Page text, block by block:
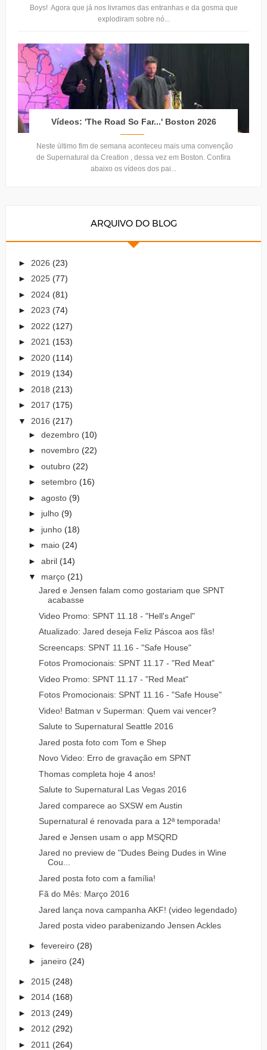
Boys! Agora que já nos livramos das entranhas e da gosma que
explodiram sobre nó...
Vídeos: 'The Road So Far...' Boston 2026
Neste último fim de semana aconteceu mais uma convenção
de Supernatural da Creation , dessa vez em Boston. Confira
abaixo os vídeos dos pai...
ARQUIVO DO BLOG
► 2026 (23)
► 2025 (77)
► 2024 (81)
► 2023 (74)
► 2022 (127)
► 2021 (153)
► 2020 (114)
► 2019 (134)
► 2018 (213)
► 2017 (175)
▼ 2016 (217)
► dezembro (10)
► novembro (22)
► outubro (22)
► setembro (16)
► agosto (9)
► julho (9)
► junho (18)
► maio (24)
► abril (14)
▼ março (21)
Jared e Jensen falam como gostariam que SPNT
acabasse
Video Promo: SPNT 11.18 - "Hell's Angel"
Atualizado: Jared deseja Feliz Páscoa aos fãs!
Screencaps: SPNT 11.16 - "Safe House"
Fotos Promocionais: SPNT 11.17 - "Red Meat"
Video Promo: SPNT 11.17 - "Red Meat"
Fotos Promocionais: SPNT 11.16 - "Safe House"
Video! Batman v Superman: Quem vai vencer?
Salute to Supernatural Seattle 2016
Jared posta foto com Tom e Shep
Novo Video: Erro de gravação em SPNT
Thomas completa hoje 4 anos!
Salute to Supernatural Las Vegas 2016
Jared comparece ao SXSW em Austin
Supernatural é renovada para a 12ª temporada!
Jared e Jensen usam o app MSQRD
Jared no preview de "Dudes Being Dudes in Wine
Cou...
Jared posta foto com a família!
Fã do Mês: Março 2016
Jared lança nova campanha AKF! (video legendado)
Jared posta video parabenizando Jensen Ackles
► fevereiro (28)
► janeiro (24)
► 2015 (248)
► 2014 (168)
► 2013 (249)
► 2012 (292)
► 2011 (264)